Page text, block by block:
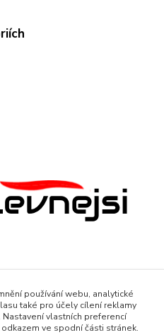
používání webu, analytické
také pro účely cílení reklamy
vlastních preferencí
ve spodní části stránek.